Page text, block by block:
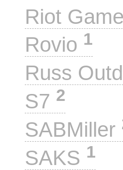
Riot
Rovio 1
Russ
S7 2
SABMiller
SAKS 1